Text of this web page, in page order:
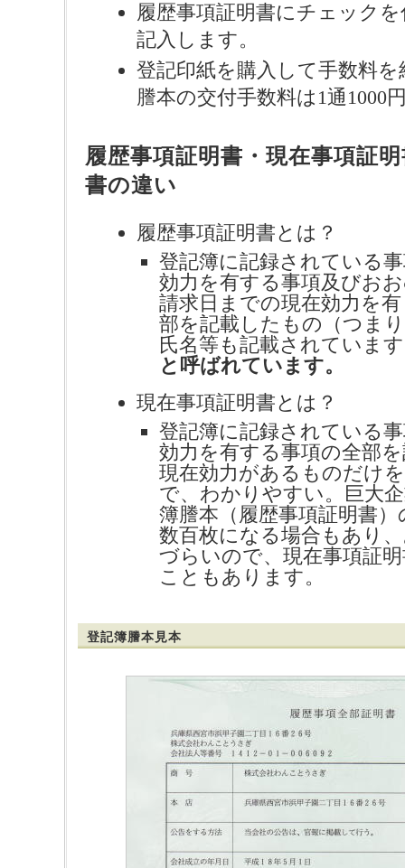
履歴事項証明書にチェック
記入します。
登記印紙を購入して手数料
謄本の交付手数料は1通1000
履歴事項証明書・現在事項証
書の違い
履歴事項証明書とは？
登記簿に記録されている
効力を有する事項及びお
請求日までの現在効力を
部を記載したもの（つま
氏名等も記載されていま
と呼ばれています。
現在事項証明書とは？
登記簿に記録されている
効力を有する事項の全部
現在効力があるものだけ
で、わかりやすい。巨大
簿謄本（履歴事項証明書
数百枚になる場合もあり
づらいので、現在事項証
こともあります。
登記簿謄本見本